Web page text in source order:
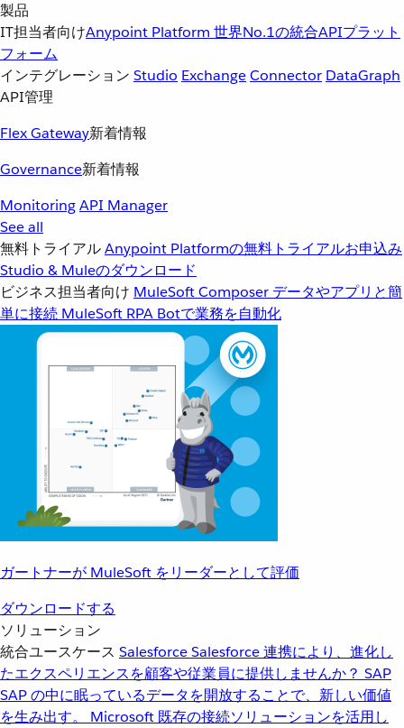
製品
IT担当者向けAnypoint Platform 世界No.1の統合APIプラット
フォーム
インテグレーション Studio ExchangeConnector DataGraph
API管理
Flex Gateway新着情報
Governance新着情報
MonitoringAPI Manager
See all
無料トライアルAnypoint Platformの無料トライアルお申込み
Studio & Muleのダウンロード
ビジネス担当者向け MuleSoft Composer データやアプリと簡
単に接続 MuleSoft RPA Botで業務を自動化
ガートナーが MuleSoft をリーダーとして評価
ダウンロードする
ソリューション
統合ユースケース SalesforceSalesforce 連携により、進化し
たエクスペリエンスを顧客や従業員に提供しませんか？ SAP
SAP の中に眠っているデータを開放することで、新しい価値
を生み出す。
Microsoft 既存の接続ソリューションを活用し